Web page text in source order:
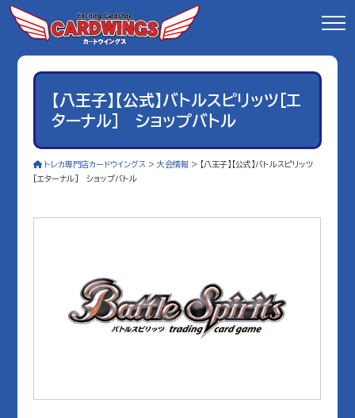
【八王子】【公式】バトルスピリッツ[エ
ターナル] ショップバトル
トレカ専門店カードウイングス >大会情報 > 【八王子】【公式】バトルスピリッツ
[エターナル] ショップバトル